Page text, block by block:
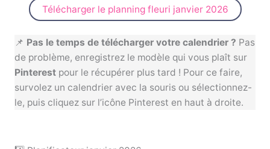
Télécharger le planning fleuri janvier 2026
📌 Pas le temps de télécharger votre calendrier ? Pas
de problème, enregistrez le modèle qui vous plaît sur
Pinterestpour le récupérer plus tard ! Pour ce faire,
survolez un calendrier avec la souris ou sélectionnez-
le, puis cliquez sur l’icône Pinterest en haut à droite.